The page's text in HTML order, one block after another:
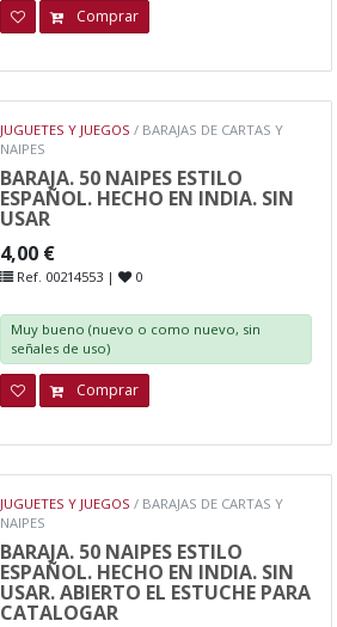
Comprar
JUGUETES Y JUEGOS / BARAJAS DE CARTAS Y
NAIPES
BARAJA. 50 NAIPES ESTILO
ESPAÑOL. HECHO EN INDIA. SIN
USAR
4,00 €
Ref. 00214553 | 0
Muy bueno (nuevo o como nuevo, sin
señales de uso)
Comprar
JUGUETES Y JUEGOS / BARAJAS DE CARTAS Y
NAIPES
BARAJA. 50 NAIPES ESTILO
ESPAÑOL. HECHO EN INDIA. SIN
USAR. ABIERTO EL ESTUCHE PARA
CATALOGAR